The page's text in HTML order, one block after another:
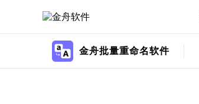
金舟批量重命名软件